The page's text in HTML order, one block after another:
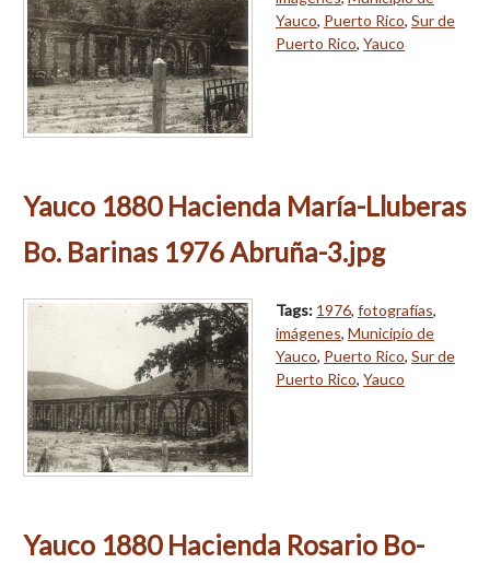
Yauco, Puerto Rico, Sur de
Puerto Rico, Yauco
Yauco 1880 Hacienda María-Lluberas
Bo. Barinas 1976 Abruña-3.jpg
Tags: 1976, fotografías,
imágenes, Municipio de
Yauco, Puerto Rico, Sur de
Puerto Rico, Yauco
Yauco 1880 Hacienda Rosario Bo-